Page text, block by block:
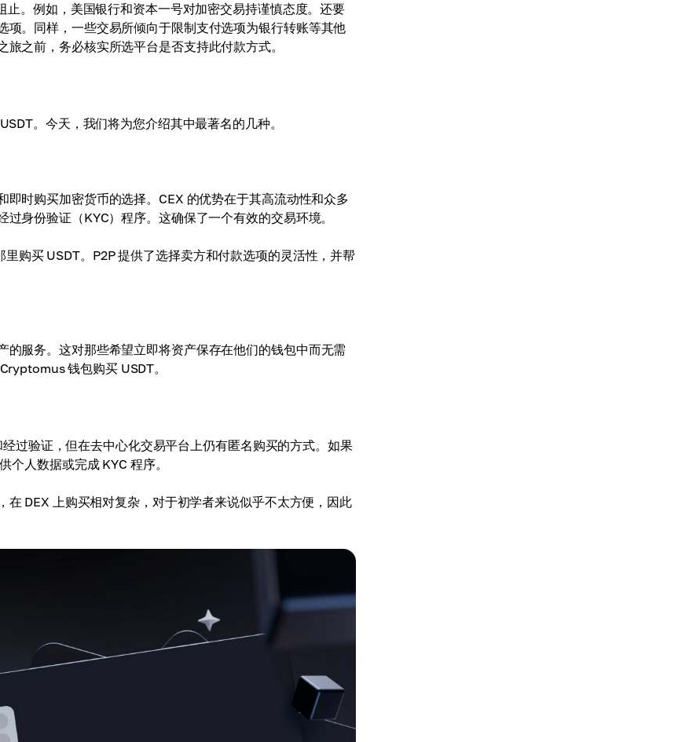
。例如，美国银行和资本一号对加密交易持谨慎态度。还要
。同样，一些交易所倾向于限制支付选项为银行转账等其他
之前，务必核实所选平台是否支持此付款方式。
。今天，我们将为您介绍其中最著名的几种。
时购买加密货币的选择。CEX 的优势在于其高流动性和众多
身份验证（KYC）程序。这确保了一个有效的交易环境。
购买 USDT。P2P 提供了选择卖方和付款选项的灵活性，并帮
服务。这对那些希望立即将资产保存在他们的钱包中而无需
钱包购买 USDT。
过验证，但在去中心化交易平台上仍有匿名购买的方式。如果
人数据或完成 KYC 程序。
DEX 上购买相对复杂，对于初学者来说似乎不太方便，因此